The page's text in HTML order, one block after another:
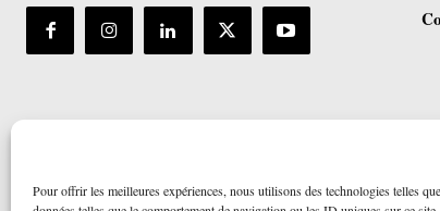
Pour offrir les meilleures expériences, nous utilisons des technologies telles